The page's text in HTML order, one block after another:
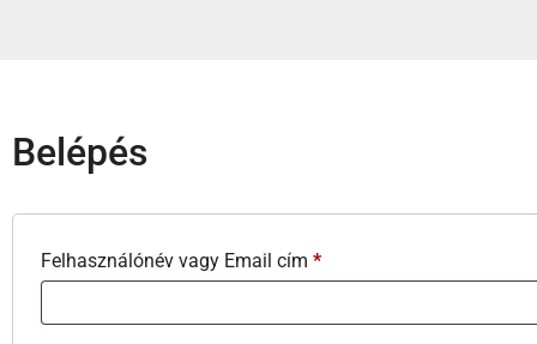
Belépés
Felhasználónév vagy Email cím *